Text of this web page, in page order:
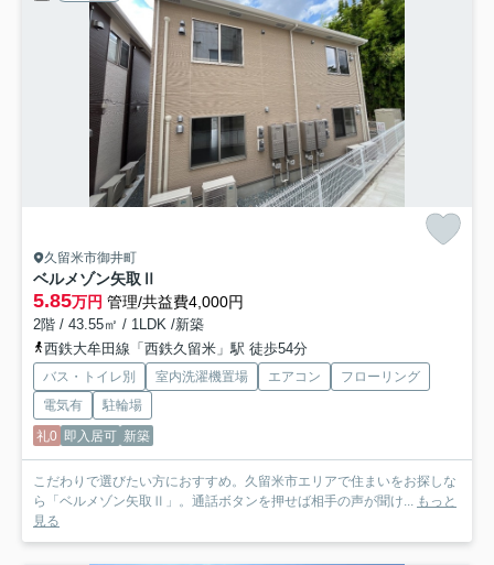
久留米市御井町
ベルメゾン矢取Ⅱ
5.85万円 管理/共益費4,000円
2階 / 43.55㎡ / 1LDK /新築
西鉄大牟田線「西鉄久留米」駅 徒歩54分
バス・トイレ別 室内洗濯機置場 エアコン
フローリング
電気有
駐輪場
礼0 即入居可 新築
こだわりで選びたい方におすすめ。久留米市エリアで住まいをお探しな
ら「ベルメゾン矢取Ⅱ」。通話ボタンを押せば相手の声が聞け... もっと
見る